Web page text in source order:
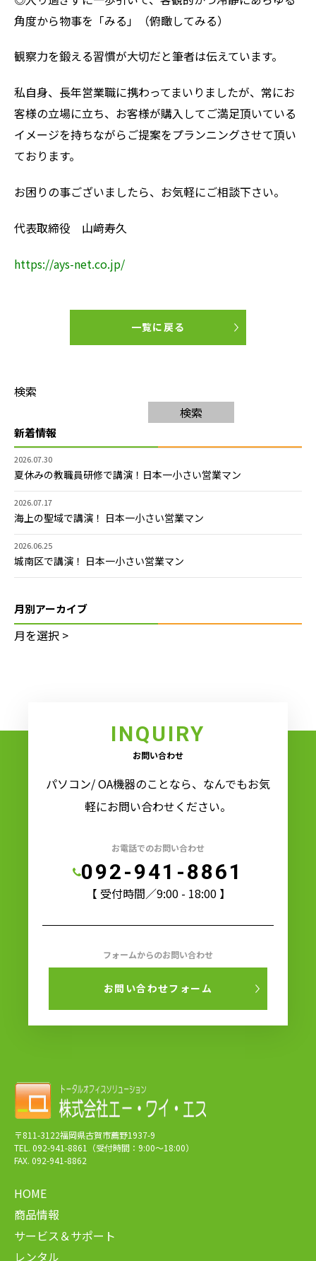
角度から物事を「みる」（俯瞰してみる）
観察力を鍛える習慣が大切だと筆者は伝えています。
私自身、長年営業職に携わってまいりましたが、常にお
客様の立場に立ち、お客様が購入してご満足頂いている
イメージを持ちながらご提案をプランニングさせて頂い
ております。
お困りの事ございましたら、お気軽にご相談下さい。
代表取締役 山﨑寿久
https://ays-net.co.jp/
一覧に戻る
検索
検索
新着情報
2026.07.30
夏休みの教職員研修で講演！日本一小さい営業マン
2026.07.17
海上の聖域で講演！ 日本一小さい営業マン
2026.06.25
城南区で講演！ 日本一小さい営業マン
月別アーカイブ
INQUIRY
お問い合わせ
パソコン/ OA機器のことなら、なんでもお気
軽にお問い合わせください。
お電話でのお問い合わせ
092-941-8861
【 受付時間／9:00 - 18:00 】
フォームからのお問い合わせ
お問い合わせフォーム
〒811-3122福岡県古賀市薦野1937-9
TEL. 092-941-8861（受付時間：9:00～18:00）
FAX. 092-941-8862
HOME
商品情報
サービス＆サポート
レンタル